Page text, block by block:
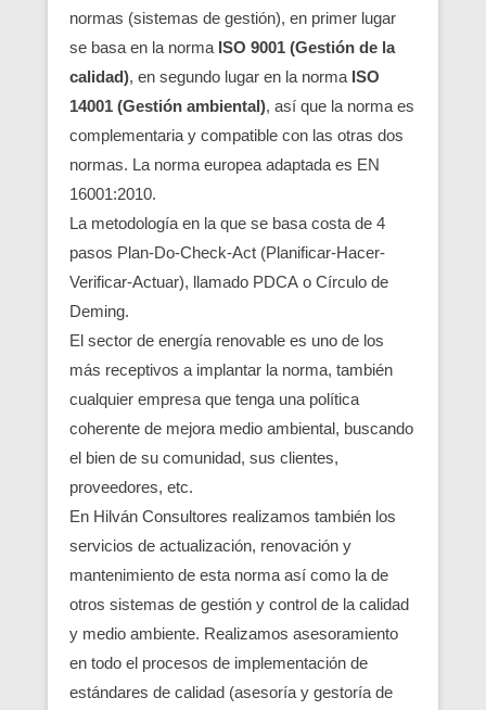
normas (sistemas de gestión), en primer lugar
se basa en la norma ISO 9001 (Gestión de la
calidad), en segundo lugar en la norma ISO
14001 (Gestión ambiental), así que la norma es
complementaria y compatible con las otras dos
normas. La norma europea adaptada es EN
16001:2010.
La metodología en la que se basa costa de 4
pasos Plan-Do-Check-Act (Planificar-Hacer-
Verificar-Actuar), llamado PDCA o Círculo de
Deming.
El sector de energía renovable es uno de los
más receptivos a implantar la norma, también
cualquier empresa que tenga una política
coherente de mejora medio ambiental, buscando
el bien de su comunidad, sus clientes,
proveedores, etc.
En Hilván Consultores realizamos también los
servicios de actualización, renovación y
mantenimiento de esta norma así como la de
otros sistemas de gestión y control de la calidad
y medio ambiente. Realizamos asesoramiento
en todo el procesos de implementación de
estándares de calidad (asesoría y gestoría de